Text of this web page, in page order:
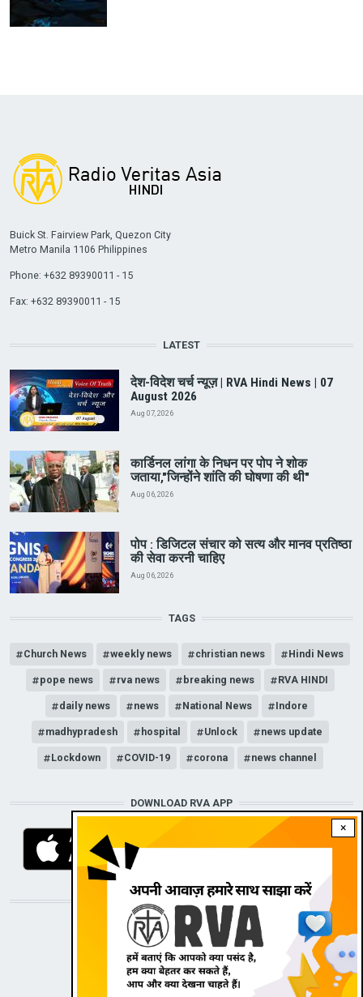
×
Buick St. Fairview Park, Quezon City
Metro Manila 1106 Philippines
Phone: +632 89390011 - 15
Fax: +632 89390011 - 15
LATEST
देश-विदेश चर्च न्यूज़ | RVA Hindi News | 07
August 2026
Aug 07, 2026
कार्डिनल लांगा के निधन पर पोप ने शोक
जताया,"जिन्होंने शांति की घोषणा की थी"
Aug 06, 2026
पोप : डिजिटल संचार को सत्य और मानव प्रतिष्ठा
की सेवा करनी चाहिए
Aug 06, 2026
TAGS
Church News weekly news christian news Hindi News
pope news rva news breaking news RVA HINDI
daily news news National News Indore
madhypradesh hospital Unlock news update
Lockdown COVID-19 corona news channel
DOWNLOAD RVA APP
STAY CONNECTED WITH US!